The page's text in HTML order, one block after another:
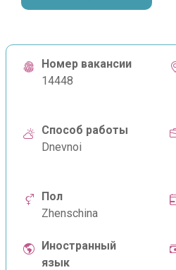
Номер вакансии
14448
Способ работы
Dnevnoi
Пол
Zhenschina
Иностранный
язык